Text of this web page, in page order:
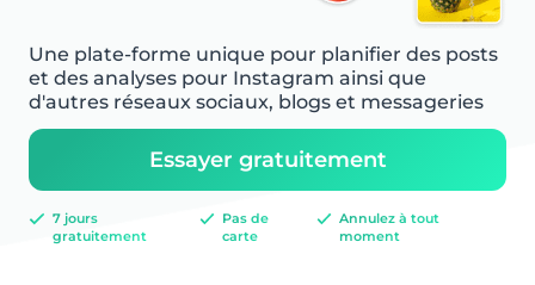
Une plate-forme unique pour planifier des posts
et des analyses pour Instagram ainsi que
d'autres réseaux sociaux, blogs et messageries
Essayer gratuitement
7 jours
gratuitement
Pas de
carte
Annulez à tout
moment